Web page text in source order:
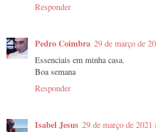
Responder
Pedro Coimbra 29 de março de
Essenciais em minha casa.
Boa semana
Responder
Isabel Jesus 29 de março de 2021